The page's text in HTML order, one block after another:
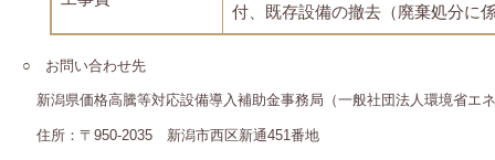
付、既存設備の撤去（廃棄処分に
○ お問い合わせ先
新潟県価格高騰等対応設備導入補助金事務局（一般社団法人環境省
住所：〒950-2035 新潟市西区新通451番地